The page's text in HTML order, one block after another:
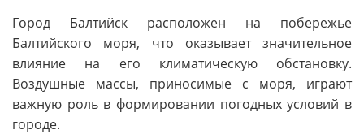
Город Балтийск расположен на побережье
Балтийского моря, что оказывает значительное
влияние на его климатическую обстановку.
Воздушные массы, приносимые с моря, играют
важную роль в формировании погодных условий в
городе.